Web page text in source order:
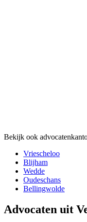
Bekijk ook
Vriescheloo
Blijham
Wedde
Oudeschans
Bellingwolde
Advocaten uit